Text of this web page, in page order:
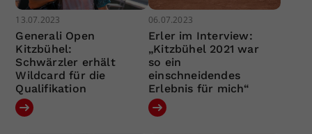
13.07.2023
Generali Open
Kitzbühel:
Schwärzler erhält
Wildcard für die
Qualifikation
06.07.2023
Erler im Interview:
„Kitzbühel 2021 war
so ein
einschneidendes
Erlebnis für mich“